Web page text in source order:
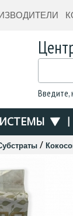
Введите,
|
/